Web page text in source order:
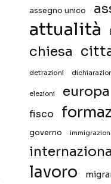
assegno unico
attualità
chiesa
detrazioni
elezioni europa
fisco
governo
lavoro